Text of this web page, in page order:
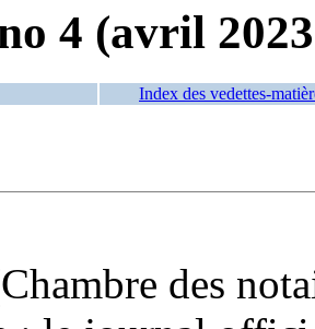
4 (avril
Index des vedettes-
des